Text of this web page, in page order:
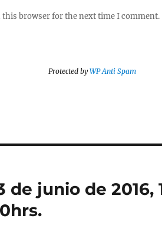
this browser for the next time I comment.
Protected byWP Anti Spam
de junio de 2016,